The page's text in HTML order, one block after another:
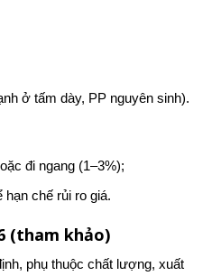
ở tấm dày, PP nguyên sinh).
đi ngang (1–3%);
chế rủi ro giá.
(tham khảo)
phụ thuộc chất lượng, xuất